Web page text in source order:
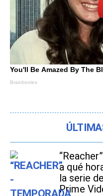
a qué
la serie
Prime